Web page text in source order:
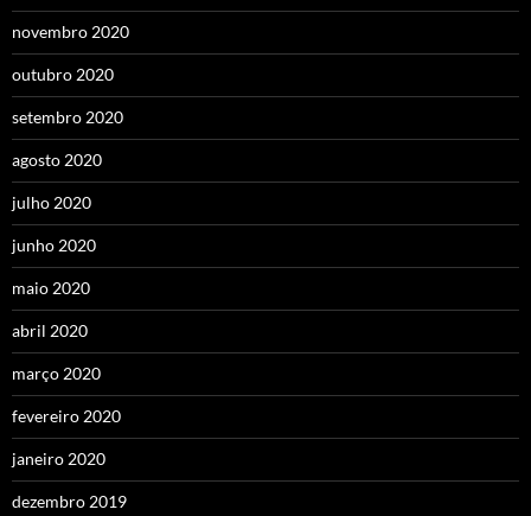
novembro 2020
outubro 2020
setembro 2020
agosto 2020
julho 2020
junho 2020
maio 2020
abril 2020
março 2020
fevereiro 2020
janeiro 2020
dezembro 2019